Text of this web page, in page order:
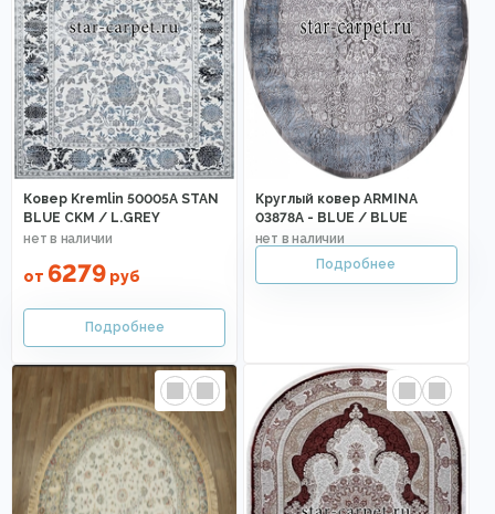
Ковер Kremlin 50005A STAN
BLUE CKM / L.GREY
от 6279 руб
Круглый ковер ARMINA
03878A - BLUE / BLUE